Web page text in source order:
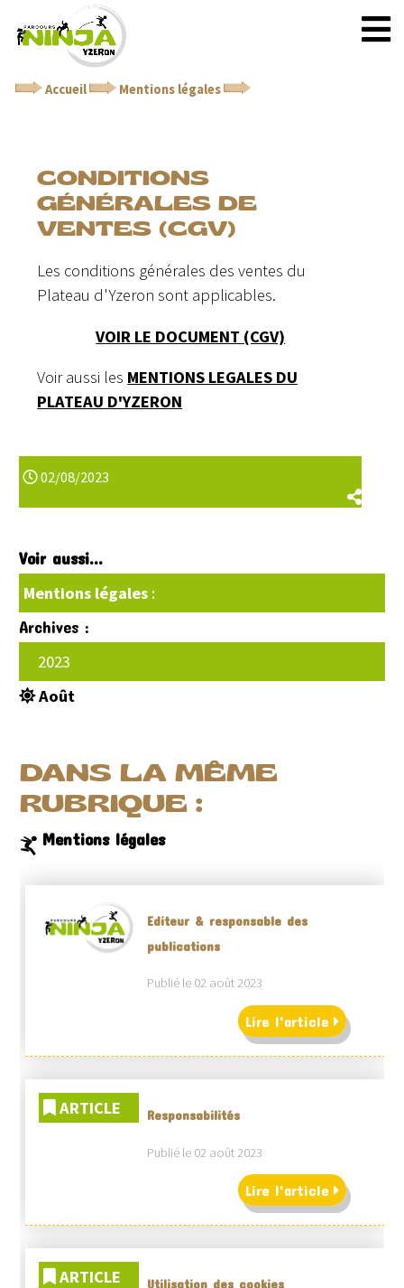
Accueil Mentions légales
CONDITIONS
GÉNÉRALES DE
VENTES (CGV)
Les conditions générales des ventes du
Plateau d'Yzeron sont applicables.
VOIR LE DOCUMENT (CGV)
Voir aussi les MENTIONS LEGALES DU
PLATEAU D'YZERON
02/08/2023
Voir aussi...
Mentions légales :
Archives :
2023
Août
DANS LA MÊME
RUBRIQUE :
Mentions légales
Editeur & responsable des
publications
Publié le 02 août 2023
Lire l'article
ARTICLE Responsabilités
Publié le 02 août 2023
Lire l'article
ARTICLE Utilisation des cookies